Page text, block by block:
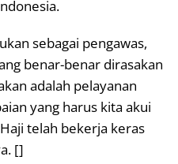
sebagai pengawas,
benar-benar dirasakan
adalah pelayanan
yang harus kita akui
telah bekerja keras
[]